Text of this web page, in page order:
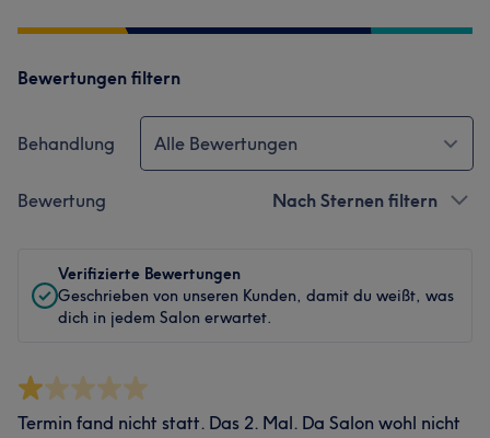
Bewertungen filtern
Behandlung Alle Bewertungen
Bewertung Nach Sternen filtern
Verifizierte Bewertungen
Geschrieben von unseren Kunden, damit du weißt, was
dich in jedem Salon erwartet.
Termin fand nicht statt. Das 2. Mal. Da Salon wohl nicht